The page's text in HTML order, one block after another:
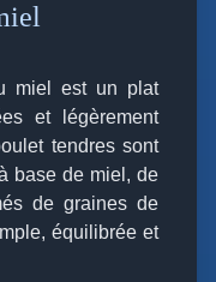
miel est un plat
et légèrement
tendres sont
base de miel, de
de graines de
équilibrée et